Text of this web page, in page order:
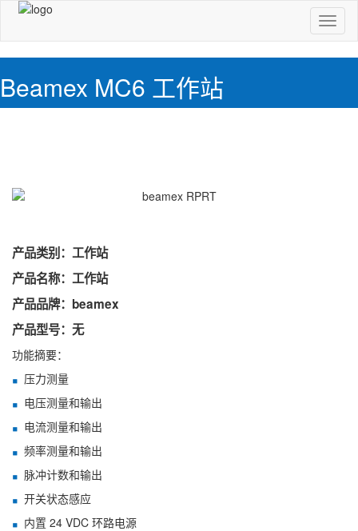
切
换
导
Beamex MC6 工作站
产品类别：工作站
产品名称：工作站
产品品牌：beamex
产品型号：无
功能摘要：
压力测量
电压测量和输出
电流测量和输出
频率测量和输出
脉冲计数和输出
开关状态感应
内置 24 VDC 环路电源